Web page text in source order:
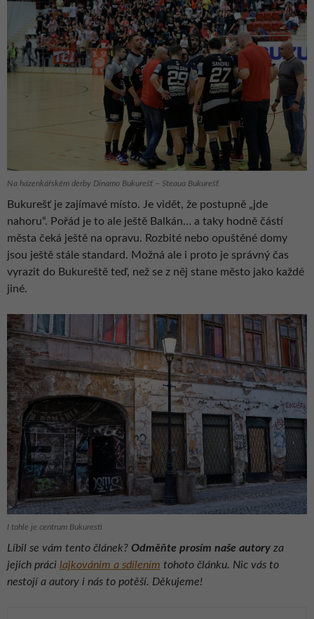
Na házenkářském derby Dinamo Bukurešť – Steaua Bukurešť
Bukurešť je zajímavé místo. Je vidět, že postupně „jde
nahoru“. Pořád je to ale ještě Balkán… a taky hodně částí
města čeká ještě na opravu. Rozbité nebo opuštěné domy
jsou ještě stále standard. Možná ale i proto je správný čas
vyrazit do Bukureště teď, než se z něj stane město jako každé
jiné.
I tohle je centrum Bukuresti
Líbil se vám tento článek? Odměňte prosím naše autory za
jejich práci lajkováním a sdílením tohoto článku. Nic vás to
nestojí a autory i nás to potěší. Děkujeme!